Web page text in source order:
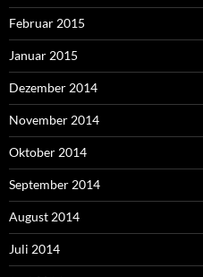
Februar 2015
Januar 2015
Dezember 2014
November 2014
Oktober 2014
September 2014
August 2014
Juli 2014